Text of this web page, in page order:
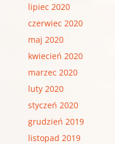
lipiec 2020
czerwiec 2020
maj 2020
kwiecień 2020
marzec 2020
luty 2020
styczeń 2020
grudzień 2019
listopad 2019